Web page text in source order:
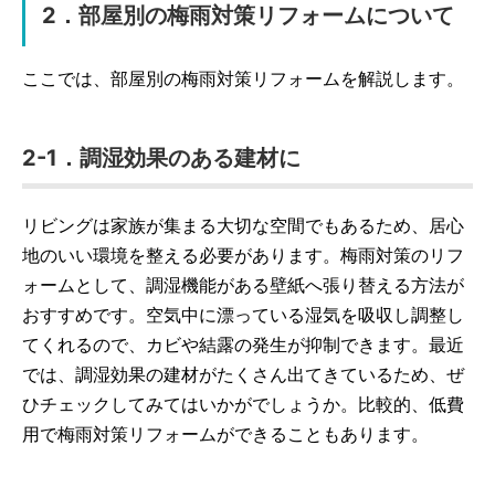
2．部屋別の梅雨対策リフォームについて
ここでは、部屋別の梅雨対策リフォームを解説します。
2-1．調湿効果のある建材に
リビングは家族が集まる大切な空間でもあるため、居心
地のいい環境を整える必要があります。梅雨対策のリフ
ォームとして、調湿機能がある壁紙へ張り替える方法が
おすすめです。空気中に漂っている湿気を吸収し調整し
てくれるので、カビや結露の発生が抑制できます。最近
では、調湿効果の建材がたくさん出てきているため、ぜ
ひチェックしてみてはいかがでしょうか。比較的、低費
用で梅雨対策リフォームができることもあります。